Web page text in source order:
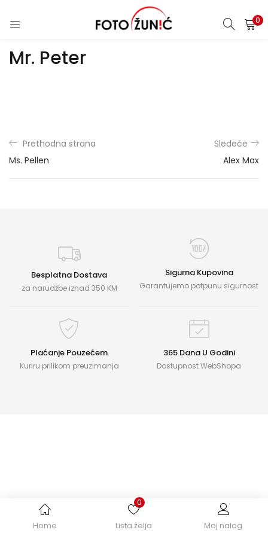
0
Home
0
Lista želja Moj nalog
Mr. Peter
Prethodna strana
Ms. Pellen
Sledeće
Alex Max
Besplatna Dostava
za narudžbe iznad 350 KM
Sigurna Kupovina
Garantujemo potpunu sigurnost
Plaćanje Pouzećem
Kuriru prilikom preuzimanja
365 Dana U Godini
Dostupnost WebShopa